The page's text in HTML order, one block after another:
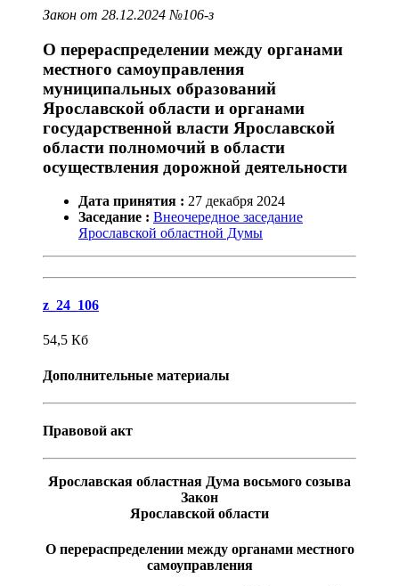
Закон от 28.12.2024 №106-з
О перераспределении между органами
местного самоуправления
муниципальных образований
Ярославской области и органами
государственной власти Ярославской
области полномочий в области
осуществления дорожной деятельности
Дата принятия : 27 декабря 2024
Заседание : Внеочередное заседание
Ярославской областной Думы
z_24_106
54,5 Кб
Дополнительные материалы
Правовой акт
Ярославская областная Дума восьмого созыва
Закон
Ярославской области
О перераспределении между органами местного
самоуправления